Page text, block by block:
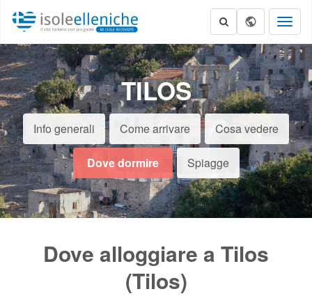
TILOS
Info generali Come arrivare Cosa vedere
Dove dormire Spiagge
Dove alloggiare a Tilos
(Tilos)